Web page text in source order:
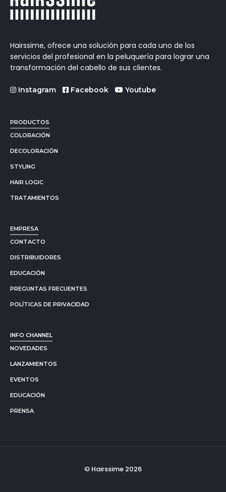
Hairssime, ofrece una solución para cada uno de los
servicios del profesional en la peluquería para lograr una
transformación del cabello de sus clientes.
Instagram Facebook Youtube
PRODUCTOS
COLORACIÓN
DECOLORACIÓN
STYLING
HAIR LOGIC
TRATAMIENTOS
EMPRESA
CONTACTO
DISTRIBUIDORES
EDUCACIÓN
PREGUNTAS FRECUENTES
POLÍTICAS DE PRIVACIDAD
INFO CHANNEL
NOVEDADES
LANZAMIENTOS
EVENTOS
EDUCACIÓN
PRENSA
© Hairssime 2026